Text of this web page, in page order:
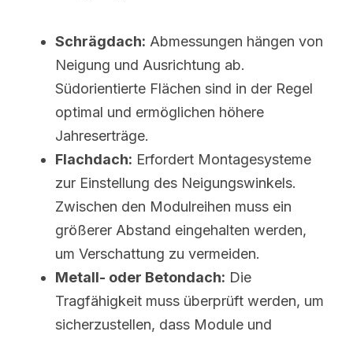
Schrägdach: Abmessungen hängen von
Neigung und Ausrichtung ab.
Südorientierte Flächen sind in der Regel
optimal und ermöglichen höhere
Jahreserträge.
Flachdach: Erfordert Montagesysteme
zur Einstellung des Neigungswinkels.
Zwischen den Modulreihen muss ein
größerer Abstand eingehalten werden,
um Verschattung zu vermeiden.
Metall- oder Betondach: Die
Tragfähigkeit muss überprüft werden, um
sicherzustellen, dass Module und